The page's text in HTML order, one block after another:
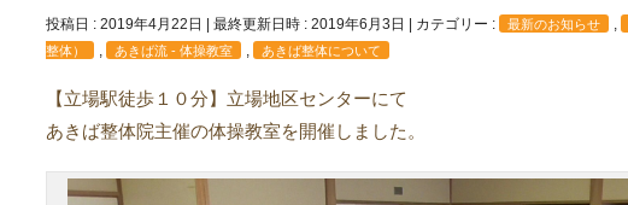
投稿日 : 2019年4月22日 最終更新日時 : 2019年6月3日 カテゴリー : 最新のお知らせ
整体）
あきば流 - 体操教室 あきば整体について
【立場駅徒歩１０分】立場地区センターにて
あきば整体院主催の体操教室を開催しました。